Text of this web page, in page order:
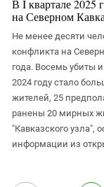
В I квартале 2025
на Северном
Не менее десяти
конфликта на
года. Восемь убиты
2024 году стало
жителей, 25
ранены 20 мирных
"Кавказского узла",
информации из